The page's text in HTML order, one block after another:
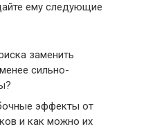
ему следующие
заменить
сильно-
эффекты от
и как можно их